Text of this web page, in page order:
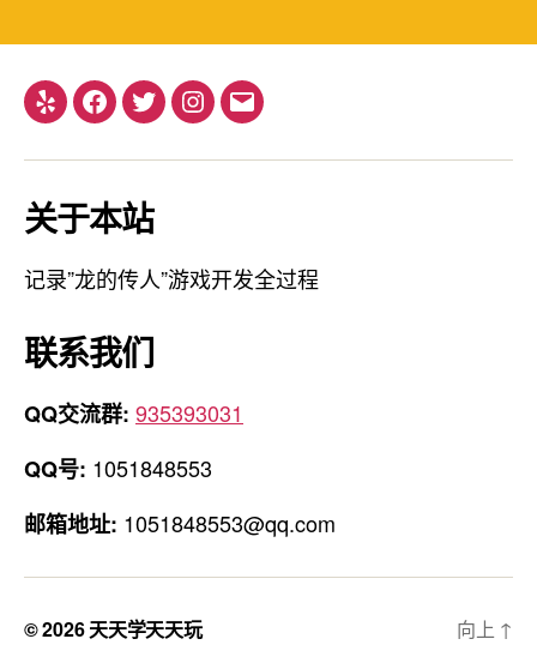
Yelp Facebook
TwitterInstagram
电
址
关于本站
记录”龙的传人”游戏开发全过程
联系我们
QQ交流群: 935393031
QQ号: 1051848553
邮箱地址: 1051848553@qq.com
© 2026天天学天天玩 向上 ↑